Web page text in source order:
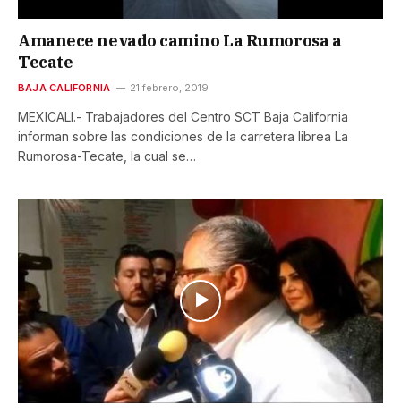
Amanece nevado camino La Rumorosa a
Tecate
BAJA CALIFORNIA 21 febrero, 2019
MEXICALI.- Trabajadores del Centro SCT Baja California
informan sobre las condiciones de la carretera librea La
Rumorosa-Tecate, la cual se…